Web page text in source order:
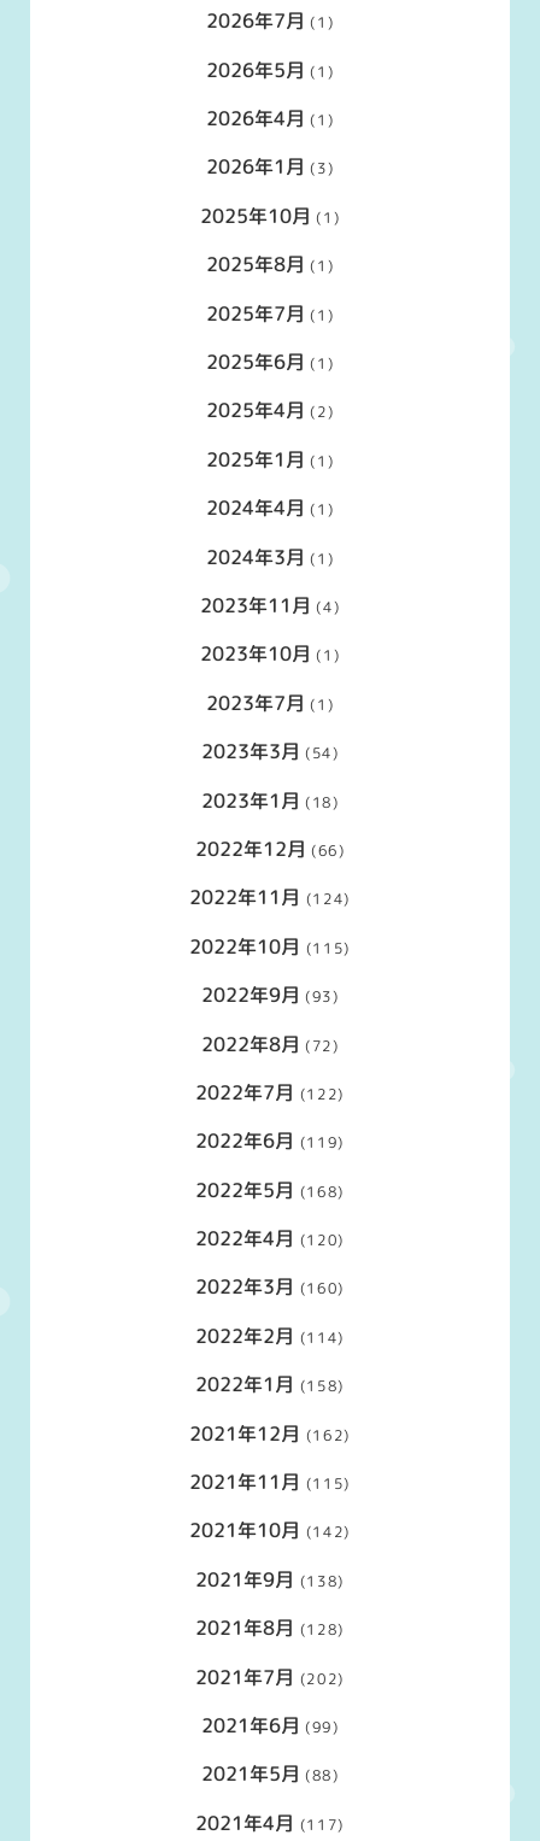
2026年7月 (1)
2026年5月 (1)
2026年4月 (1)
2026年1月 (3)
2025年10月 (1)
2025年8月 (1)
2025年7月 (1)
2025年6月 (1)
2025年4月 (2)
2025年1月 (1)
2024年4月 (1)
2024年3月 (1)
2023年11月 (4)
2023年10月 (1)
2023年7月 (1)
2023年3月 (54)
2023年1月 (18)
2022年12月 (66)
2022年11月 (124)
2022年10月 (115)
2022年9月 (93)
2022年8月 (72)
2022年7月 (122)
2022年6月 (119)
2022年5月 (168)
2022年4月 (120)
2022年3月 (160)
2022年2月 (114)
2022年1月 (158)
2021年12月 (162)
2021年11月 (115)
2021年10月 (142)
2021年9月 (138)
2021年8月 (128)
2021年7月 (202)
2021年6月 (99)
2021年5月 (88)
2021年4月 (117)